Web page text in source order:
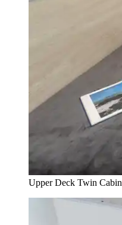
Upper Deck Twin Cabin